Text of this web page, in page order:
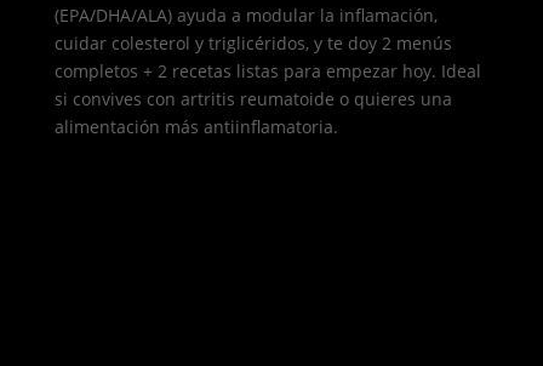
(EPA/DHA/ALA) ayuda a modular la inflamación,
cuidar colesterol y triglicéridos, y te doy 2 menús
completos + 2 recetas listas para empezar hoy. Ideal
si convives con artritis reumatoide o quieres una
alimentación más antiinflamatoria.